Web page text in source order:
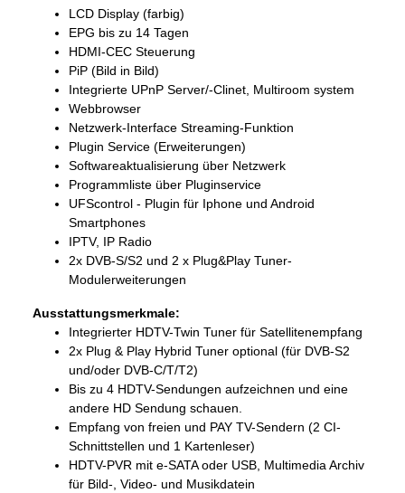
LCD Display (farbig)
EPG bis zu 14 Tagen
HDMI-CEC Steuerung
PiP (Bild in Bild)
Integrierte UPnP Server/-Clinet, Multiroom system
Webbrowser
Netzwerk-Interface Streaming-Funktion
Plugin Service (Erweiterungen)
Softwareaktualisierung über Netzwerk
Programmliste über Pluginservice
UFScontrol - Plugin für Iphone und Android
Smartphones
IPTV, IP Radio
2x DVB-S/S2 und 2 x Plug&Play Tuner-
Modulerweiterungen
Ausstattungsmerkmale:
Integrierter HDTV-Twin Tuner für Satellitenempfang
2x Plug & Play Hybrid Tuner optional (für DVB-S2
und/oder DVB-C/T/T2)
Bis zu 4 HDTV-Sendungen aufzeichnen und eine
andere HD Sendung schauen.
Empfang von freien und PAY TV-Sendern (2 CI-
Schnittstellen und 1 Kartenleser)
HDTV-PVR mit e-SATA oder USB, Multimedia Archiv
für Bild-, Video- und Musikdatein